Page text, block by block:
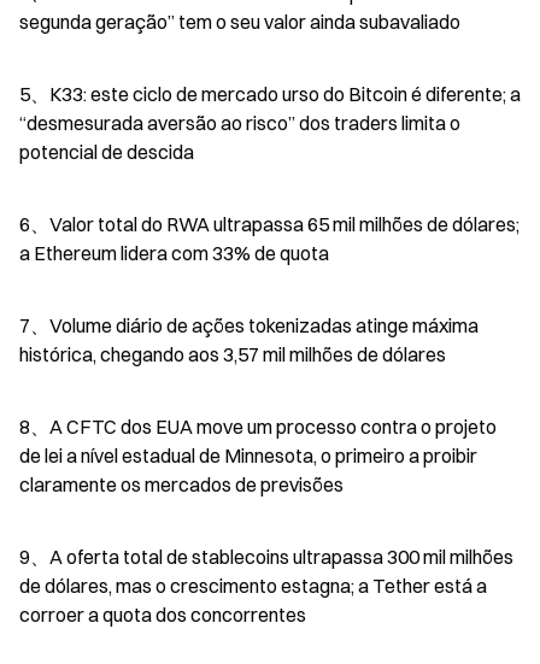
segunda geração” tem o seu valor ainda subavaliado
5、K33: este ciclo de mercado urso do Bitcoin é diferente; a
“desmesurada aversão ao risco” dos traders limita o
potencial de descida
6、Valor total do RWA ultrapassa 65 mil milhões de dólares;
a Ethereum lidera com 33% de quota
7、Volume diário de ações tokenizadas atinge máxima
histórica, chegando aos 3,57 mil milhões de dólares
8、A CFTC dos EUA move um processo contra o projeto
de lei a nível estadual de Minnesota, o primeiro a proibir
claramente os mercados de previsões
9、A oferta total de stablecoins ultrapassa 300 mil milhões
de dólares, mas o crescimento estagna; a Tether está a
corroer a quota dos concorrentes